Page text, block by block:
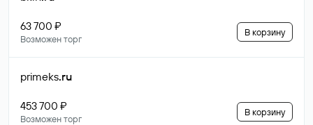
63 700 ₽
Возможен торг
В корзину
primeks.ru
453 700 ₽
Возможен торг
В корзину